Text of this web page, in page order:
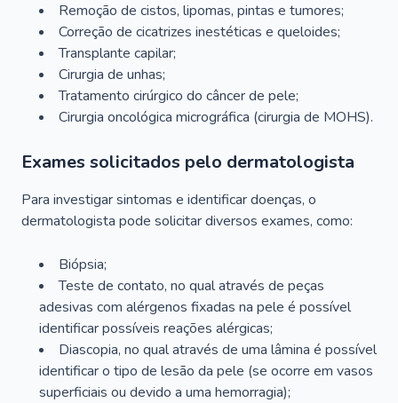
Remoção de cistos, lipomas, pintas e tumores;
Correção de cicatrizes inestéticas e queloides;
Transplante capilar;
Cirurgia de unhas;
Tratamento cirúrgico do câncer de pele;
Cirurgia oncológica micrográfica (cirurgia de MOHS).
Exames solicitados pelo dermatologista
Para investigar sintomas e identificar doenças, o
dermatologista pode solicitar diversos exames, como:
Biópsia;
Teste de contato, no qual através de peças
adesivas com alérgenos fixadas na pele é possível
identificar possíveis reações alérgicas;
Diascopia, no qual através de uma lâmina é possível
identificar o tipo de lesão da pele (se ocorre em vasos
superficiais ou devido a uma hemorragia);